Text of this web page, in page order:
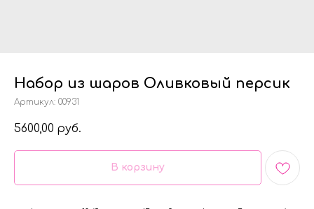
Набор из шаров Оливковый персик
Артикул: 00931
5600,00 руб.
В корзину